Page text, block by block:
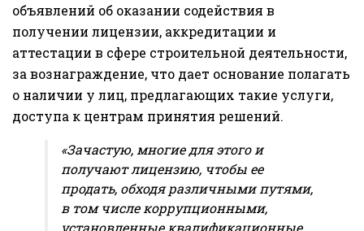
объявлений об оказании содействия в
получении лицензии, аккредитации и
аттестации в сфере строительной деятельности,
за вознаграждение, что дает основание полагать
о наличии у лиц, предлагающих такие услуги,
доступа к центрам принятия решений.
«Зачастую, многие для этого и
получают лицензию, чтобы ее
продать, обходя различными путями,
в том числе коррупционными,
установленные квалификационные